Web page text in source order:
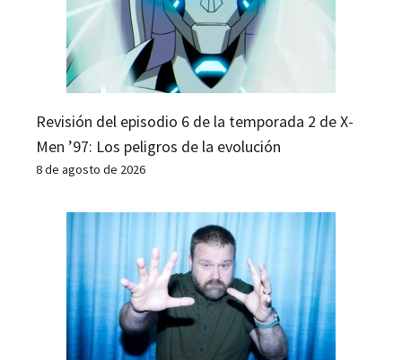
Revisión del episodio 6 de la temporada 2 de X-
Men ’97: Los peligros de la evolución
8 de agosto de 2026